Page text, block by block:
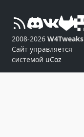
2008-2026 W4Tweaks
Сайт управляется
системой uCoz